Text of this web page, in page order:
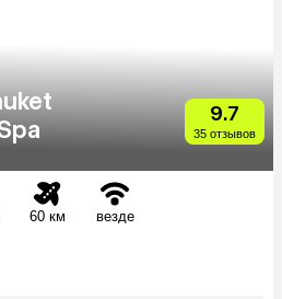
9.7
35 отзывов
60 км везде